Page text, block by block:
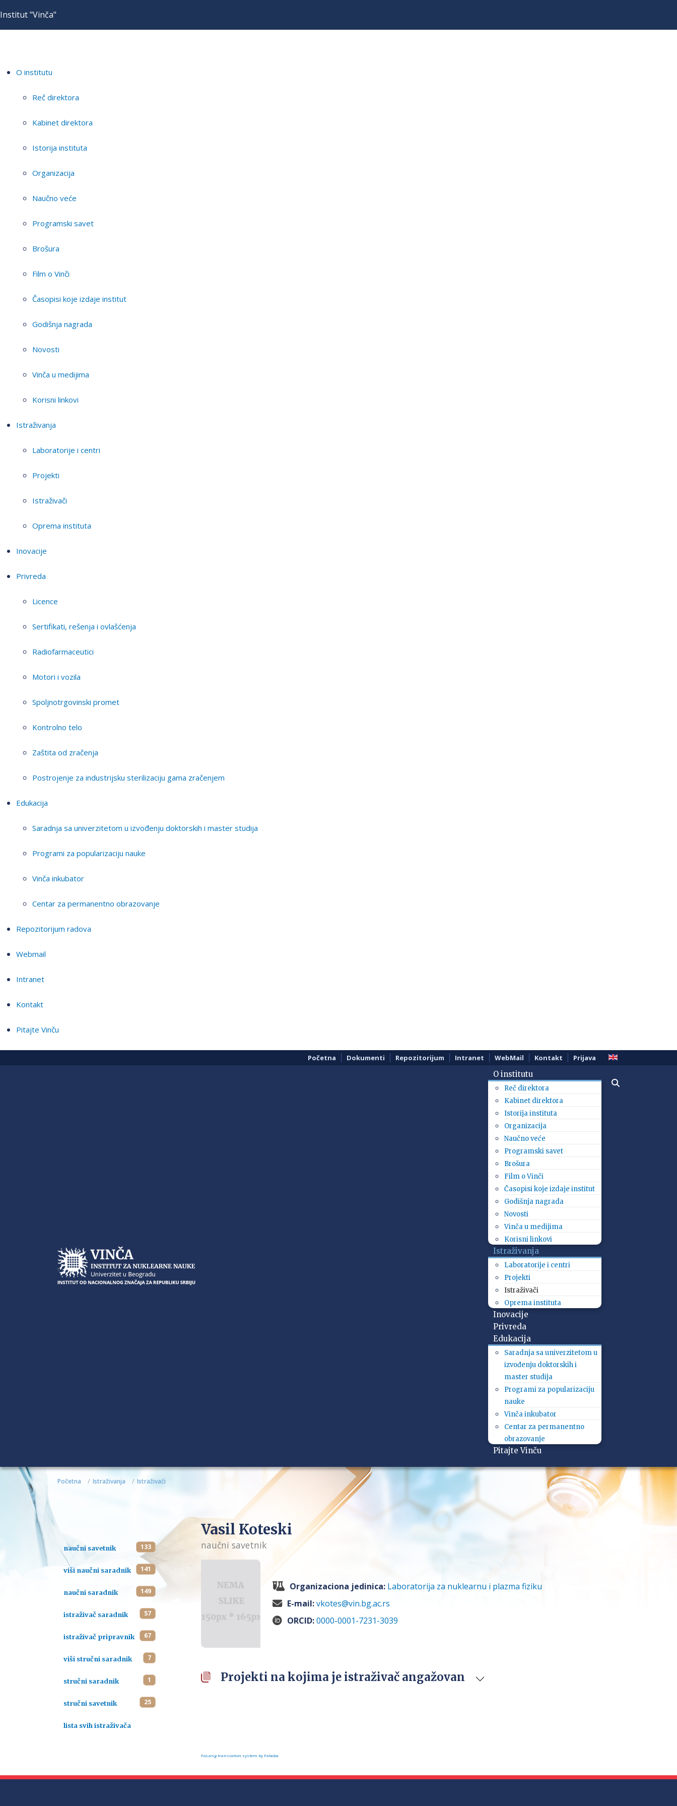
Institut "Vinča"
O institutu
Reč direktora
Kabinet direktora
Istorija instituta
Organizacija
Naučno veće
Programski savet
Brošura
Film o Vinči
Časopisi koje izdaje institut
Godišnja nagrada
Novosti
Vinča u medijima
Korisni linkovi
Istraživanja
Laboratorije i centri
Projekti
Istraživači
Oprema instituta
Inovacije
Privreda
Licence
Sertifikati, rešenja i ovlašćenja
Radiofarmaceutici
Motori i vozila
Spoljnotrgovinski promet
Kontrolno telo
Zaštita od zračenja
Postrojenje za industrijsku sterilizaciju gama zračenjem
Edukacija
Saradnja sa univerzitetom u izvođenju doktorskih i master studija
Programi za popularizaciju nauke
Vinča inkubator
Centar za permanentno obrazovanje
Repozitorijum radova
Webmail
Intranet
Kontakt
Pitajte Vinču
Početna Dokumenti Repozitorijum Intranet WebMail Kontakt Prijava
O institutu
Reč direktora
Kabinet direktora
Istorija instituta
Organizacija
Naučno veće
Programski savet
Brošura
Film o Vinči
Časopisi koje izdaje institut
Godišnja nagrada
Novosti
Vinča u medijima
Korisni linkovi
Istraživanja
Laboratorije i centri
Projekti
Istraživači
Oprema instituta
Inovacije
Privreda
Edukacija
Saradnja sa univerzitetom u
izvođenju doktorskih i
master studija
Programi za popularizaciju
nauke
Vinča inkubator
Centar za permanentno
obrazovanje
Pitajte Vinču
Početna Istraživanja Istraživači
naučni savetnik 133
viši naučni saradnik 141
naučni saradnik 149
istraživač saradnik 57
istraživač pripravnik 67
viši stručni saradnik 7
stručni saradnik 1
stručni savetnik 25
lista svih istraživača
Vasil Koteski
naučni savetnik
Organizaciona jedinica: Laboratorija za nuklearnu i plazma fiziku
E-mail:vkotes@vin.bg.ac.rs
ORCID:0000-0001-7231-3039
Projekti na kojima je istraživač angažovan
FaLang translation system by Faboba